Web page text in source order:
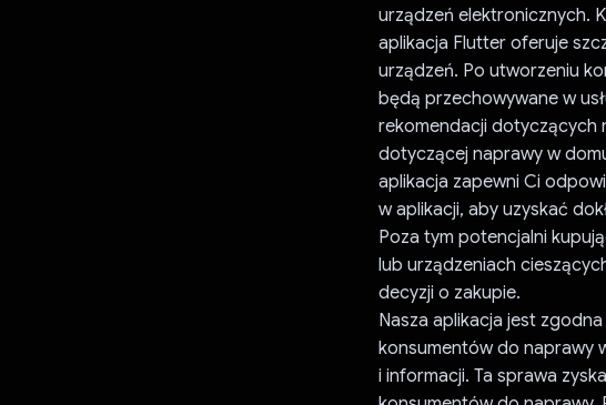
urządzeń elektronicznych.
aplikacja Flutter oferuje
urządzeń. Po utworzeniu
będą przechowywane w
rekomendacji dotyczących
dotyczącej naprawy w
aplikacja zapewni Ci
w aplikacji, aby uzyskać
Poza tym potencjalni
lub urządzeniach
decyzji o zakupie.
Nasza aplikacja jest
konsumentów do naprawy
i informacji. Ta sprawa